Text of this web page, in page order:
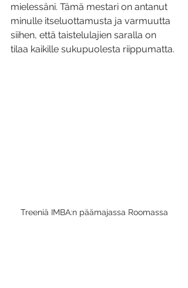
mielessäni. Tämä mestari on antanut
minulle itseluottamusta ja varmuutta
siihen, että taistelulajien saralla on
tilaa kaikille sukupuolesta riippumatta.
Treeniä IMBA:n päämajassa Roomassa